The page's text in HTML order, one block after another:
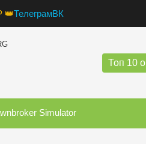
👑ТелеграмВК
Топ 10
Simulator